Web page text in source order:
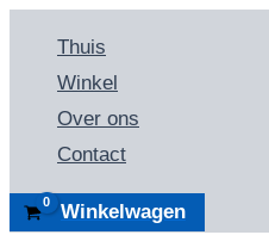
inhoud
Thuis
Winkel
Over ons
Contact
Winkelwagen